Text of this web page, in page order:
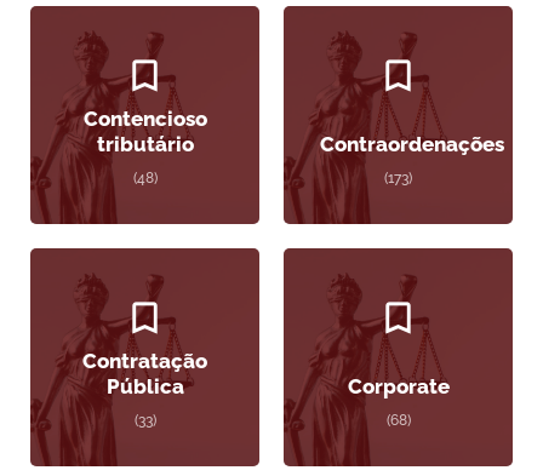
Contencioso
tributário
(48)
Contraordenações
(173)
Contratação
Pública
(33)
Corporate
(68)